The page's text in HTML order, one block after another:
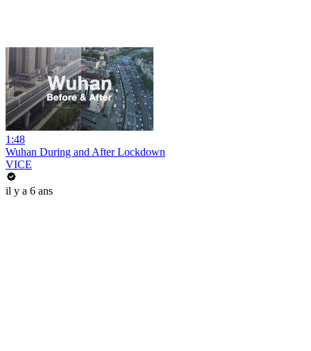
1:48
Wuhan During and After Lockdown
VICE
il y a 6 ans